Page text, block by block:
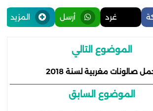
غرد أرسل المزيد
الموضوع التالي
صالونات مغربية لسنة 2018
الموضوع السابق